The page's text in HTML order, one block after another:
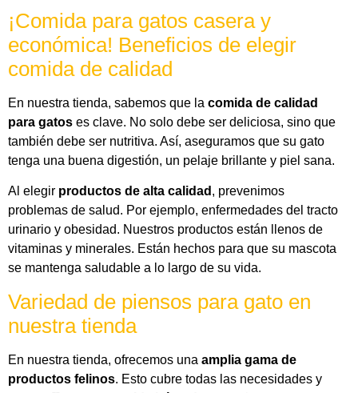
¡Comida para gatos casera y
económica! Beneficios de elegir
comida de calidad
En nuestra tienda, sabemos que la comida de calidad
para gatos es clave. No solo debe ser deliciosa, sino que
también debe ser nutritiva. Así, aseguramos que su gato
tenga una buena digestión, un pelaje brillante y piel sana.
Al elegir productos de alta calidad , prevenimos
problemas de salud. Por ejemplo, enfermedades del tracto
urinario y obesidad. Nuestros productos están llenos de
vitaminas y minerales. Están hechos para que su mascota
se mantenga saludable a lo largo de su vida.
Variedad de piensos para gato en
nuestra tienda
En nuestra tienda, ofrecemos una amplia gama de
productos felinos. Esto cubre todas las necesidades y